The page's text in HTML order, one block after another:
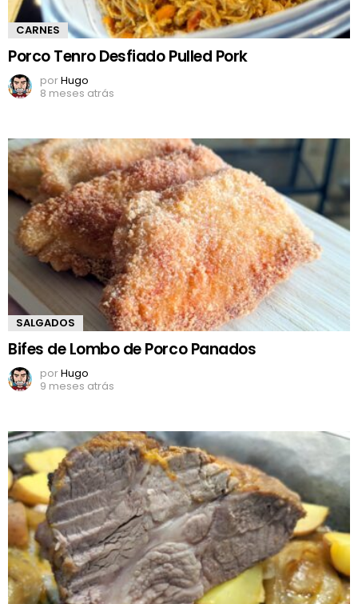
CARNES
Porco Tenro Desfiado Pulled Pork
porHugo
8 meses atrás
SALGADOS
Bifes de Lombo de Porco Panados
porHugo
9 meses atrás